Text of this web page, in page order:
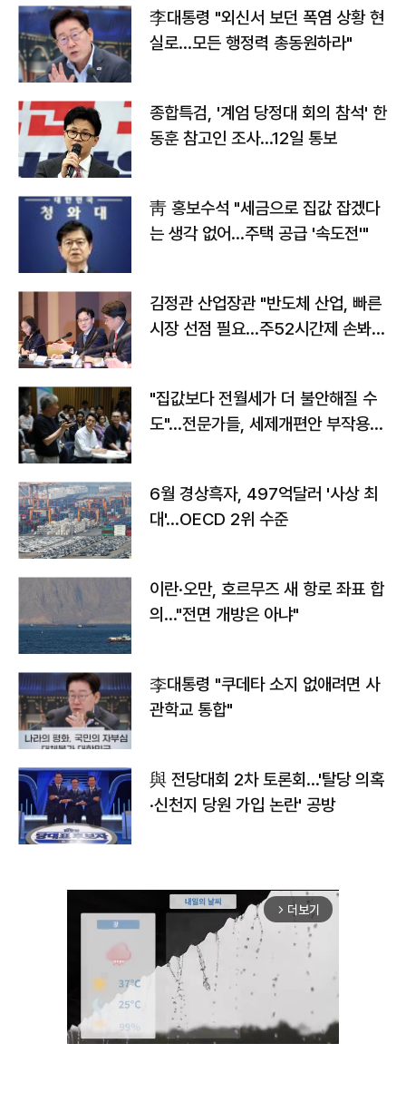
李대통령 "외신서 보던 폭염 상황 현
실로…모든 행정력 총동원하라"
종합특검, '계엄 당정대 회의 참석' 한
동훈 참고인 조사...12일 통보
靑 홍보수석 "세금으로 집값 잡겠다
는 생각 없어…주택 공급 '속도전'"
김정관 산업장관 "반도체 산업, 빠른
시장 선점 필요…주52시간제 손봐
"집값보다 전월세가 더 불안해질 수
도"…전문가들, 세제개편안 부작용
6월 경상흑자, 497억달러 '사상 최
대'…OECD 2위 수준
이란·오만, 호르무즈 새 항로 좌표 합
의…"전면 개방은 아냐"
李대통령 "쿠데타 소지 없애려면 사
관학교 통합"
與 전당대회 2차 토론회…'탈당 의혹
·신천지 당원 가입 논란' 공방
arrow_forward_ios 더보기